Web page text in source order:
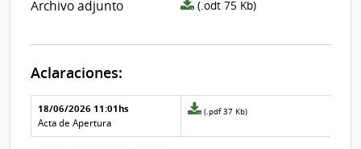
Archivo adjunto
archivo
(.odt 75 Kb)
Aclaraciones:
Aclaraciones del llamado
Fecha y
texto de
la
Archivo
de la
18/06/2026 11:01hs
Acta de Apertura
Archivo
de
(.pdf 37 Kb)